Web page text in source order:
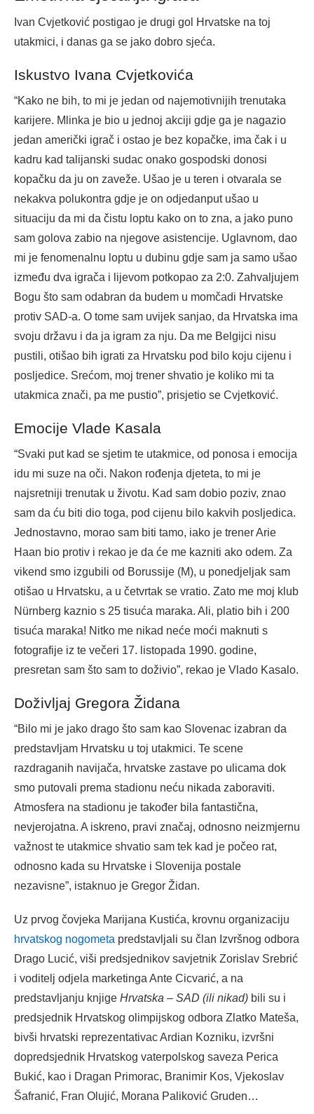
Ivan Cvjetković postigao je drugi gol Hrvatske na toj
utakmici, i danas ga se jako dobro sjeća.
Iskustvo Ivana Cvjetkovića
“Kako ne bih, to mi je jedan od najemotivnijih trenutaka
karijere. Mlinka je bio u jednoj akciji gdje ga je nagazio
jedan američki igrač i ostao je bez kopačke, ima čak i u
kadru kad talijanski sudac onako gospodski donosi
kopačku da ju on zaveže. Ušao je u teren i otvarala se
nekakva polukontra gdje je on odjedanput ušao u
situaciju da mi da čistu loptu kako on to zna, a jako puno
sam golova zabio na njegove asistencije. Uglavnom, dao
mi je fenomenalnu loptu u dubinu gdje sam ja samo ušao
između dva igrača i lijevom potkopao za 2:0. Zahvaljujem
Bogu što sam odabran da budem u momčadi Hrvatske
protiv SAD-a. O tome sam uvijek sanjao, da Hrvatska ima
svoju državu i da ja igram za nju. Da me Belgijci nisu
pustili, otišao bih igrati za Hrvatsku pod bilo koju cijenu i
posljedice. Srećom, moj trener shvatio je koliko mi ta
utakmica znači, pa me pustio”, prisjetio se Cvjetković.
Emocije Vlade Kasala
“Svaki put kad se sjetim te utakmice, od ponosa i emocija
idu mi suze na oči. Nakon rođenja djeteta, to mi je
najsretniji trenutak u životu. Kad sam dobio poziv, znao
sam da ću biti dio toga, pod cijenu bilo kakvih posljedica.
Jednostavno, morao sam biti tamo, iako je trener Arie
Haan bio protiv i rekao je da će me kazniti ako odem. Za
vikend smo izgubili od Borussije (M), u ponedjeljak sam
otišao u Hrvatsku, a u četvrtak se vratio. Zato me moj klub
Nürnberg kaznio s 25 tisuća maraka. Ali, platio bih i 200
tisuća maraka! Nitko me nikad neće moći maknuti s
fotografije iz te večeri 17. listopada 1990. godine,
presretan sam što sam to doživio”, rekao je Vlado Kasalo.
Doživljaj Gregora Židana
“⁠Bilo mi je jako drago što sam kao Slovenac izabran da
predstavljam Hrvatsku u toj utakmici. Te scene
razdraganih navijača, hrvatske zastave po ulicama dok
smo putovali prema stadionu neću nikada zaboraviti.
Atmosfera na stadionu je također bila fantastična,
nevjerojatna. A iskreno, pravi značaj, odnosno neizmjernu
važnost te utakmice shvatio sam tek kad je počeo rat,
odnosno kada su Hrvatske i Slovenija postale
nezavisne”, istaknuo je Gregor Židan.
Uz prvog čovjeka Marijana Kustića, krovnu organizaciju
hrvatskog nogometa predstavljali su član Izvršnog odbora
Drago Lucić, viši predsjednikov savjetnik Zorislav Srebrić
i voditelj odjela marketinga Ante Cicvarić, a na
predstavljanju knjige Hrvatska – SAD (ili nikad) bili su i
predsjednik Hrvatskog olimpijskog odbora Zlatko Mateša,
bivši hrvatski reprezentativac Ardian Kozniku, izvršni
dopredsjednik Hrvatskog vaterpolskog saveza Perica
Bukić, kao i Dragan Primorac, Branimir Kos, Vjekoslav
Šafranić, Fran Olujić, Morana Paliković Gruden…